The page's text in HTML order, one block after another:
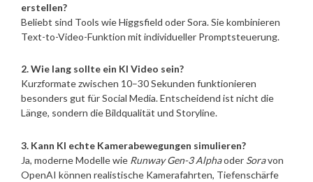
erstellen?
Beliebt sind Tools wie Higgsfield oder Sora. Sie kombinieren
Text-to-Video-Funktion mit individueller Promptsteuerung.
2. Wie lang sollte ein KI Video sein?
Kurzformate zwischen 10–30 Sekunden funktionieren
besonders gut für Social Media. Entscheidend ist nicht die
Länge, sondern die Bildqualität und Storyline.
3. Kann KI echte Kamerabewegungen simulieren?
Ja, moderne Modelle wie Runway Gen-3 Alphaoder Soravon
OpenAI können realistische Kamerafahrten, Tiefenschärfe